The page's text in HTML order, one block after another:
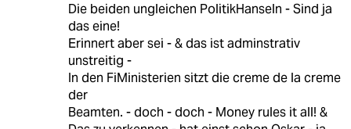
Die beiden ungleichen PolitikHanseln - Sind ja
das eine!
Erinnert aber sei - & das ist adminstrativ
unstreitig -
In den FiMinisterien sitzt die creme de la creme
der
Beamten. - doch - doch - Money rules it all! &